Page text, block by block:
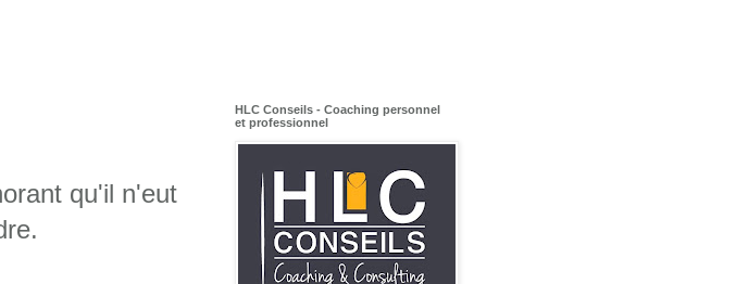
qu'il n'eut
HLC Conseils - Coaching personnel
et professionnel